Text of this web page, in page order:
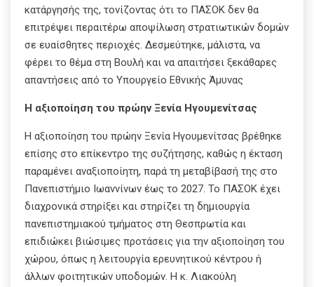
κατάργησής της, τονίζοντας ότι το ΠΑΣΟΚ δεν θα
επιτρέψει περαιτέρω αποψίλωση στρατιωτικών δομών
σε ευαίσθητες περιοχές. Δεσμεύτηκε, μάλιστα, να
φέρει το θέμα στη Βουλή και να απαιτήσει ξεκάθαρες
απαντήσεις από το Υπουργείο Εθνικής Άμυνας
Η αξιοποίηση του πρώην Ξενία Ηγουμενίτσας
Η αξιοποίηση του πρώην Ξενία Ηγουμενίτσας βρέθηκε
επίσης στο επίκεντρο της συζήτησης, καθώς η έκταση
παραμένει αναξιοποίητη, παρά τη μεταβίβασή της στο
Πανεπιστήμιο Ιωαννίνων έως το 2027. Το ΠΑΣΟΚ έχει
διαχρονικά στηρίξει και στηρίζει τη δημιουργία
πανεπιστημιακού τμήματος στη Θεσπρωτία και
επιδιώκει βιώσιμες προτάσεις για την αξιοποίηση του
χώρου, όπως η λειτουργία ερευνητικού κέντρου ή
άλλων φοιτητικών υποδομών. Η κ. Λιακούλη